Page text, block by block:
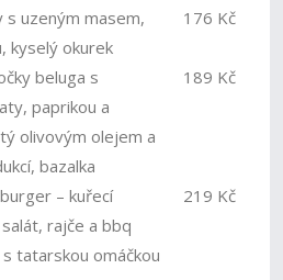
s uzeným masem,
kyselý okurek
176 Kč
beluga s
paprikou a
olivovým olejem a
bazalka
189 Kč
– kuřecí
rajče a bbq
tatarskou omáčkou
219 Kč